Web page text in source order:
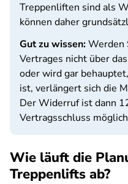
Treppenliften sind als
können daher
Gut zu wissen:Werden
Vertrages nicht über
oder wird gar
ist, verlängert sich die
Der Widerruf ist dann
Vertragsschluss
Wie läuft die
Treppenlifts ab?